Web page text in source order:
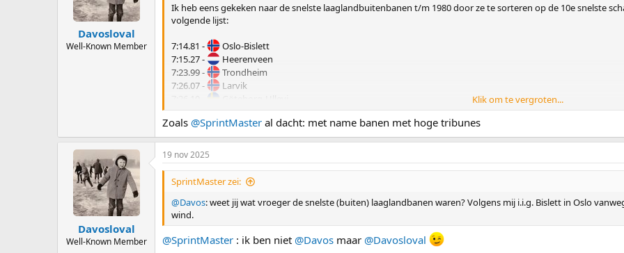
Davosloval
Well-Known Member
Ik heb eens gekeken naar de snelste laaglandbuitenbanen t/m 1980 door ze te sorteren op de 10e snelste
volgende lijst:
7:14.81 -
Oslo-Bislett
7:15.27 -
Heerenveen
7:23.99 -
Trondheim
7:26.07 -
Larvik
7:26.33 -
Oslo-Hovin
7:27.54 -
Moskou-Dinamo
7:27.87 -
Yekatarinburg-Yunosti
7:28.02 -
7:28.58 -
Holmestrand
Als je tien jaar verder terug in de tijd gaat en alleen alle tijden t/m 1970 meeneemt krijg je deze lijst:
7:35.1 -
7:36.0 -
Göteborg-Ullevi
7:37.9 -
Grenoble
Klik om te vergroten...
Zoals @SprintMaster al dacht: met name banen met hoge tribunes
Davosloval
Well-Known Member
19 nov 2025
SprintMaster zei:
@Davos: weet jij wat vroeger de snelste (buiten) laaglandbanen waren? Volgens mij i.i.g. Bislett in Oslo
wind.
@SprintMaster : ik ben niet @Davos maar @Davosloval